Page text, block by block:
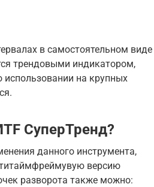
в самостоятельном виде
трендовыми индикатором,
использовании на крупных
СуперТренд?
данного инструмента,
версию
разворота также можно: